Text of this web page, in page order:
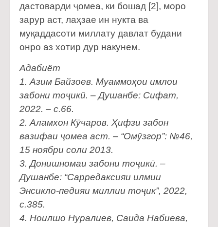
дастоварди ҷомеа, ки бошад [2], моро
зарур аст, лаҳзае ин нукта ва
муқаддасоти миллату давлат будани
онро аз хотир дур накунем.
Адабиёт
1. Азим Байзоев. Муаммоҳои имлои
забони тоҷикӣ. – Душанбе: Сифат,
2022. – с.66.
2. Аламхон Кӯчаров. Ҳифзи забон
вазифаи ҷомеа аст. – “Омӯзгор”: №46,
15 ноябри соли 2013.
3. Донишномаи забони тоҷикӣ. –
Душанбе: “Сарредаксияи илмии
Энсикло-педияи миллии тоҷик”, 2022,
с.385.
4. Ноилшо Нуралиев, Саида Набиева,